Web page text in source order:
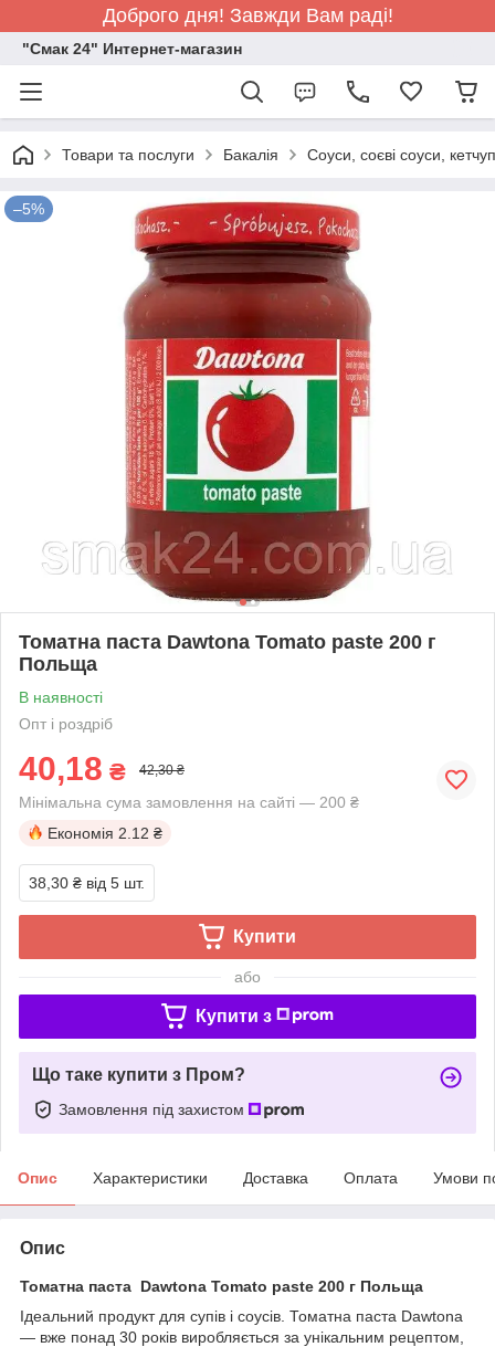
Доброго дня! Завжди Вам раді!
"Смак 24" Интернет-магазин
Товари та послуги Бакалія Соуси, соєві соуси,
–5%
Томатна паста Dawtona Tomato paste 200 г
Польща
В наявності
Опт і роздріб
40,18 ₴ 42,30 ₴
Мінімальна сума замовлення на сайті — 200 ₴
Економія 2.12 ₴
38,30 ₴ від 5 шт.
Купити
або
Купити з
Що таке купити з Пром?
Замовлення під захистом
Опис Характеристики Доставка Оплата Умови
Опис
Томатна паста Dawtona Tomato paste 200 г Польща
Ідеальний продукт для супів і соусів. Томатна паста Dawtona
— вже понад 30 років виробляється за унікальним рецептом,